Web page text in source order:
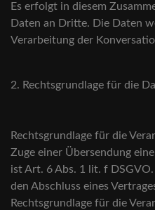
Es erfolgt in diesem
Daten an Dritte. Die Daten
Verarbeitung der
2. Rechtsgrundlage für die
Rechtsgrundlage für die
Zuge einer Übersendung
ist Art. 6 Abs. 1 lit. f
den Abschluss eines
Rechtsgrundlage für die